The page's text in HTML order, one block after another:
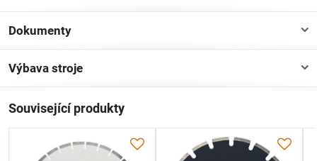
Dokumenty
Výbava stroje
Související produkty